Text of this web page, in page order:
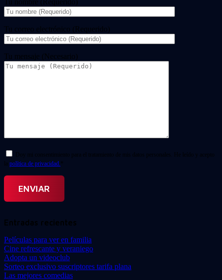
Tu nombre (Requerido)
Tu correo electrónico (Requerido)
Tu mensaje (Necesario)
Doy mi consentimiento para el tratamiento de mis datos personales. He leído y acepto
la política de privacidad. *
Entradas recientes
Películas para ver en familia
Cine refrescante y veraniego
Adopta un videoclub
Sorteo exclusivo suscriptores tarifa plana
Las mejores comedias